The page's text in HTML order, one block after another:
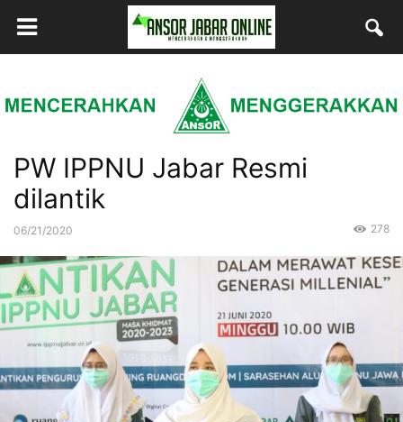
PW IPPNU Jabar Resmi
dilantik
06/21/2020 278